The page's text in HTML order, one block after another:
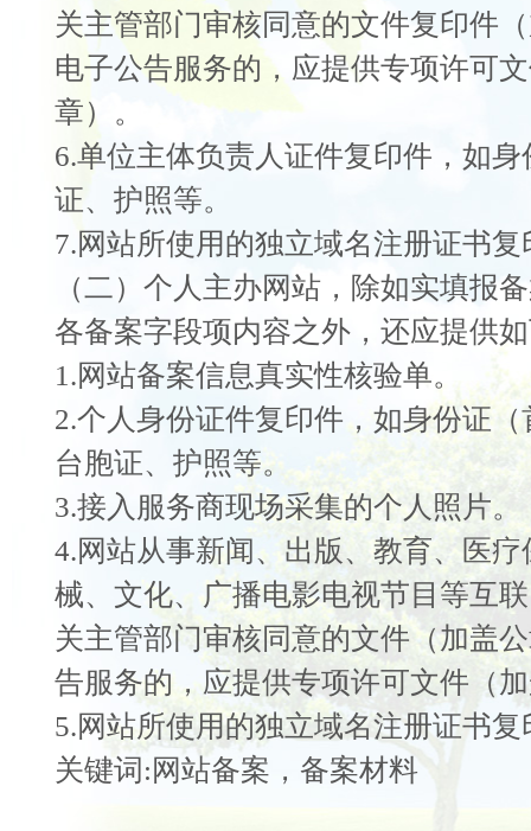
关主管部门审核同意的文件复印件
电子公告服务的，应提供专项许可
章）。
6.单位主体负责人证件复印件，如
证、护照等。
7.网站所使用的独立域名注册证书
（二）个人主办网站，除如实填报
各备案字段项内容之外，还应提供
1.网站备案信息真实性核验单。
2.个人身份证件复印件，如身份证
台胞证、护照等。
3.接入服务商现场采集的个人照片。
4.网站从事新闻、出版、教育、医
械、文化、广播电影电视节目等互
关主管部门审核同意的文件（加盖
告服务的，应提供专项许可文件（
5.网站所使用的独立域名注册证书复
关键词:网站备案，备案材料